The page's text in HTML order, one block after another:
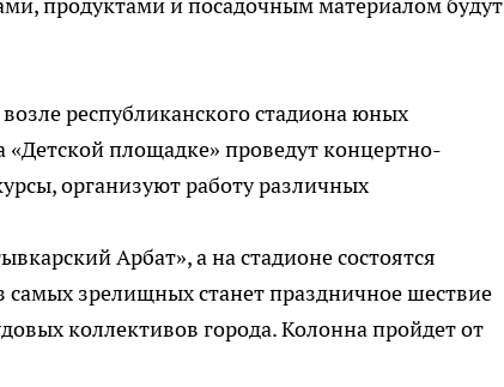
республиканского стадиона юных
площадке» проведут концертно-
организуют работу различных
Арбат», а на стадионе состоятся
зрелищных станет праздничное шествие
коллективов города. Колонна пройдет от